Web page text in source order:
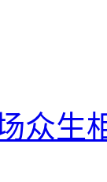
众生